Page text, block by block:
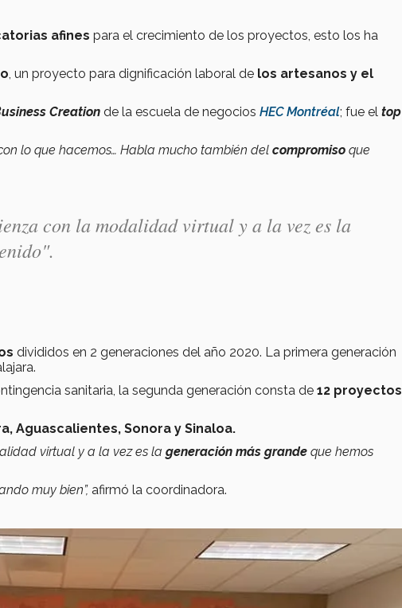
afines para el crecimiento de los proyectos, esto los ha
, un proyecto para dignificación laboral de los artesanos y el
Creation de la escuela de negocios HEC Montréal; fue el top
lo que hacemos… Habla mucho también del compromiso que
con la modalidad virtual y a la vez es la
divididos en 2 generaciones del año 2020. La primera generación
sanitaria, la segunda generación consta de 12 proyectos
Aguascalientes, Sonora y Sinaloa.
virtual y a la vez es la generación más grande que hemos
muy bien”, afirmó la coordinadora.